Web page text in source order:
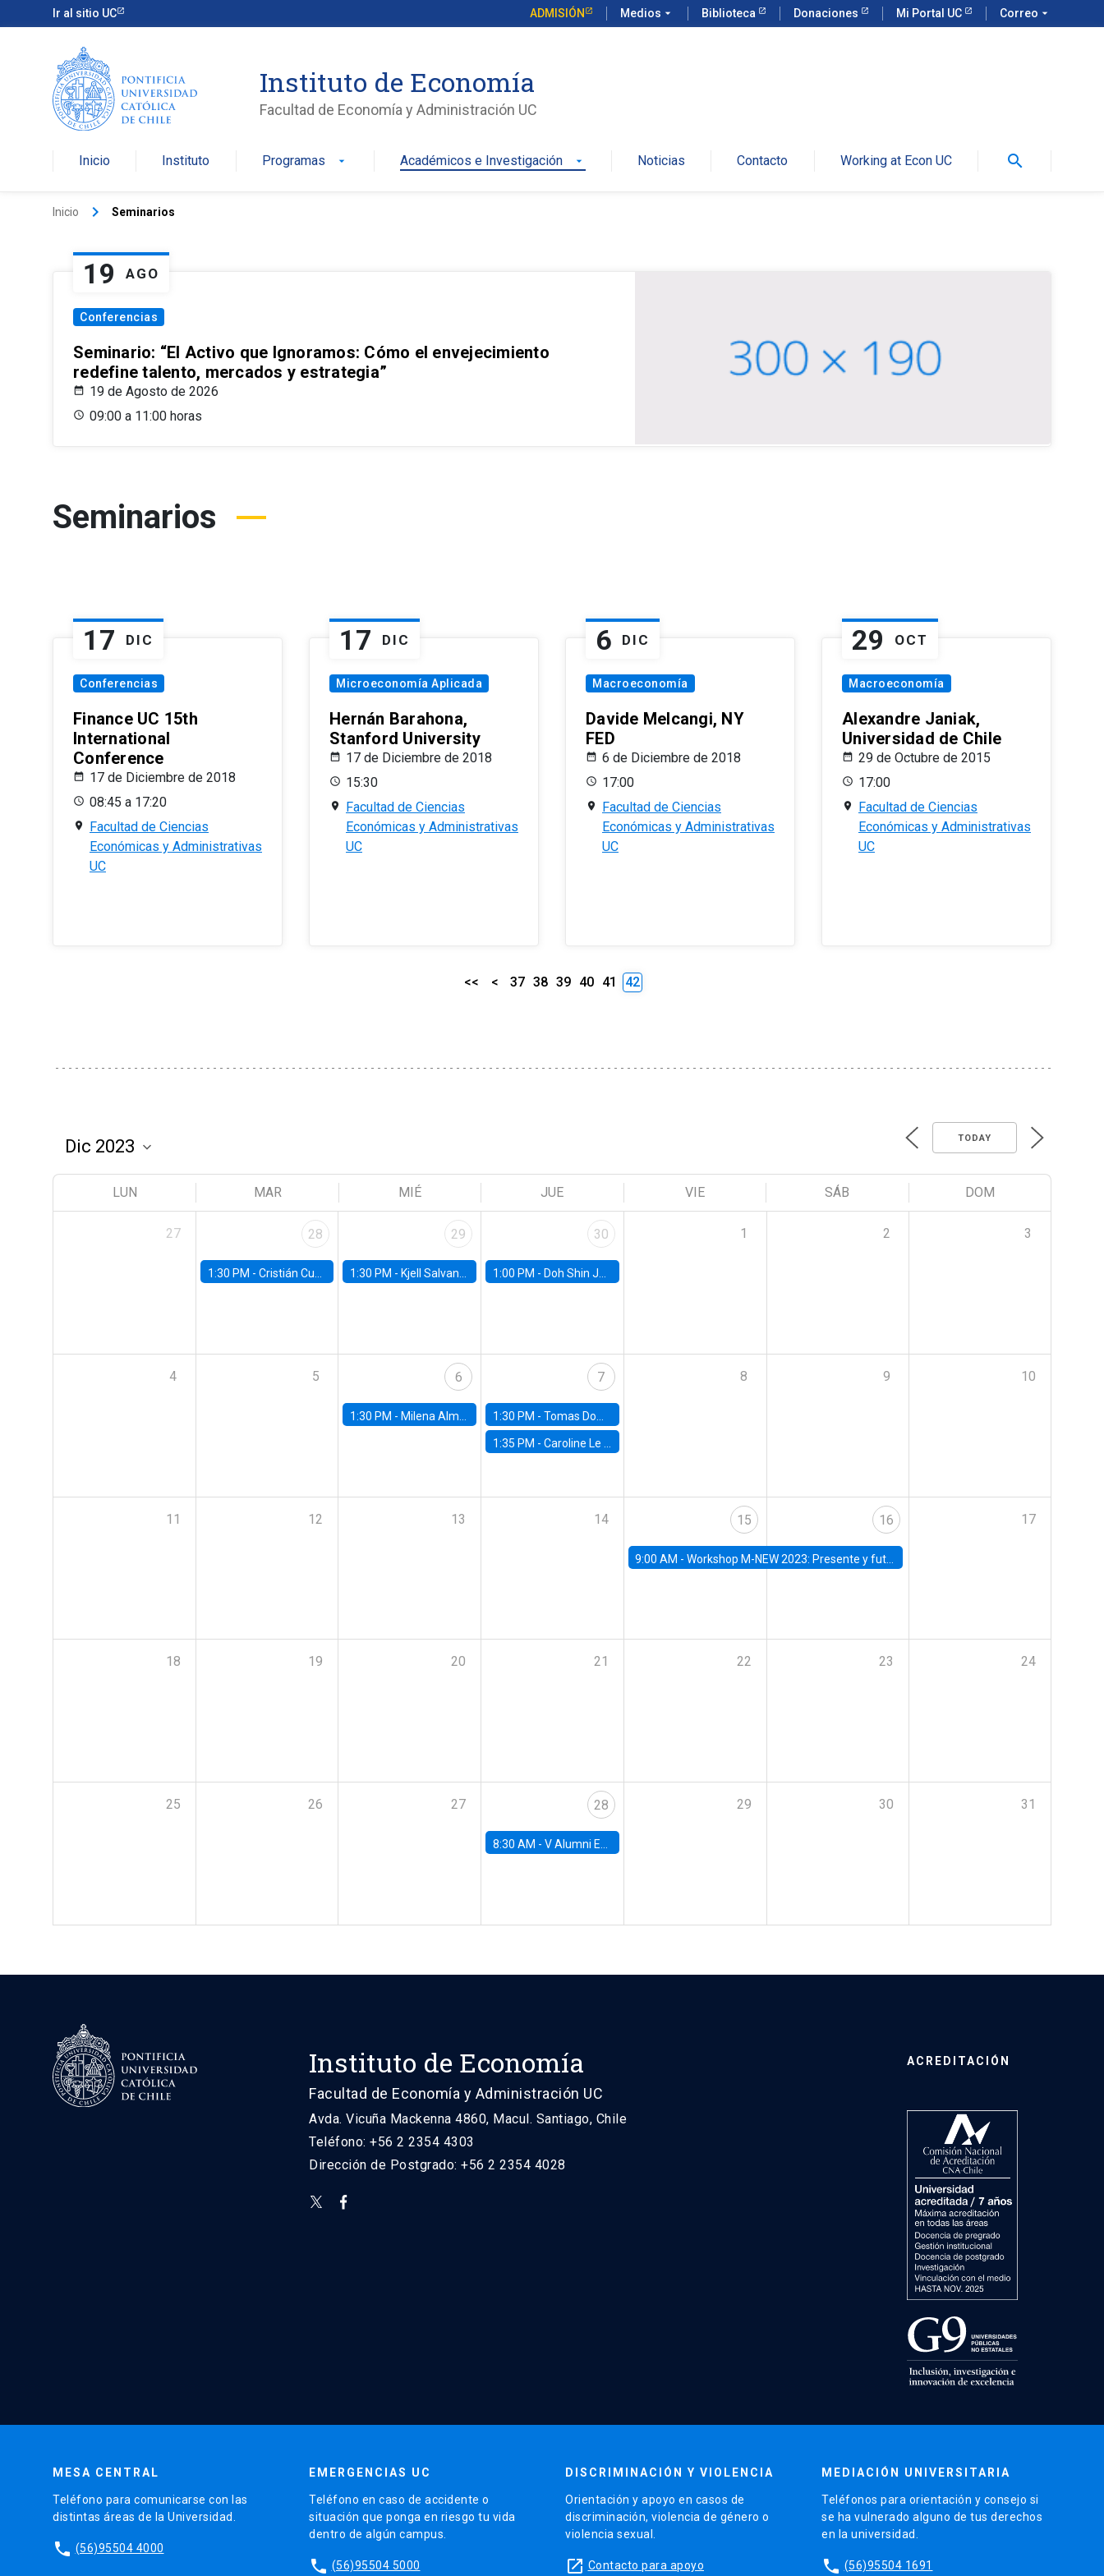
Ir al sitio UC ADMISIÓN Medios arrow_drop_down Biblioteca Donaciones Mi Portal UC Correo arrow_drop_down
Instituto de Economía
Facultad de Economía y Administración UC
Inicio Instituto Programas arrow_drop_down Académicos e Investigación arrow_drop_down Noticias Contacto Working at Econ UC search
Inicio keyboard_arrow_right Seminarios
19 AGO
Conferencias
Seminario: “El Activo que Ignoramos: Cómo el envejecimiento
redefine talento, mercados y estrategia”
19 de Agosto de 2026
09:00 a 11:00 horas
Seminarios
17 DIC
Conferencias
Finance UC 15th
International
Conference
17 de Diciembre de 2018
08:45 a 17:20
Facultad de Ciencias
Económicas y Administrativas
UC
17 DIC
Microeconomía Aplicada
Hernán Barahona,
Stanford University
17 de Diciembre de 2018
15:30
Facultad de Ciencias
Económicas y Administrativas
UC
6 DIC
Macroeconomía
Davide Melcangi, NY
FED
6 de Diciembre de 2018
17:00
Facultad de Ciencias
Económicas y Administrativas
UC
29 OCT
Macroeconomía
Alexandre Janiak,
Universidad de Chile
29 de Octubre de 2015
17:00
Facultad de Ciencias
Económicas y Administrativas
UC
<< < 37 38 39 40 41 42
TODAY
LUN MAR MIÉ JUE VIE SÁB DOM
27 28
1:30 PM - Cristián Cuevas, Universidad de Los Andes
29
1:30 PM - Kjell Salvanes, Norwegian School of Economics
30
1:00 PM - Doh Shin Jeon, Toulouse School of Economics
1 2 3
4 5 6
1:30 PM - Milena Almagro, University of ChicagoChicago Booth School of Business
7
1:30 PM -Tomas Dominguez-Iino, Chicago Booth School of Business
1:35 PM -Caroline Le Pennec, HEC Montréal
8 9 10
11 12 13 14 15
9:00 AM - Workshop M-NEW 2023: Presente y futuro del trabajo y el rol de las nuevas tecnologías
16 17
18 19 20 21 22 23 24
25 26 27 28
8:30 AM -V Alumni Economics Workshop
29 30 31
Instituto de Economía
Facultad de Economía y Administración UC
Avda. Vicuña Mackenna 4860, Macul. Santiago, Chile
Teléfono: +56 2 2354 4303
Dirección de Postgrado: +56 2 2354 4028
ACREDITACIÓN
MESA CENTRAL
Teléfono para comunicarse con las
distintas áreas de la Universidad.
phone (56)95504 4000
EMERGENCIAS UC
Teléfono en caso de accidente o
situación que ponga en riesgo tu vida
dentro de algún campus.
phone (56)95504 5000
DISCRIMINACIÓN Y VIOLENCIA
Orientación y apoyo en casos de
discriminación, violencia de género o
violencia sexual.
launch Contacto para apoyo
MEDIACIÓN UNIVERSITARIA
Teléfonos para orientación y consejo si
se ha vulnerado alguno de tus derechos
en la universidad.
phone (56)95504 1691